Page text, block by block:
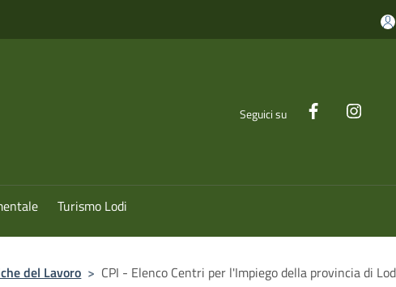
Seguici su
Turismo Lodi
del Lavoro > CPI - Elenco Centri per l'Impiego della provincia di